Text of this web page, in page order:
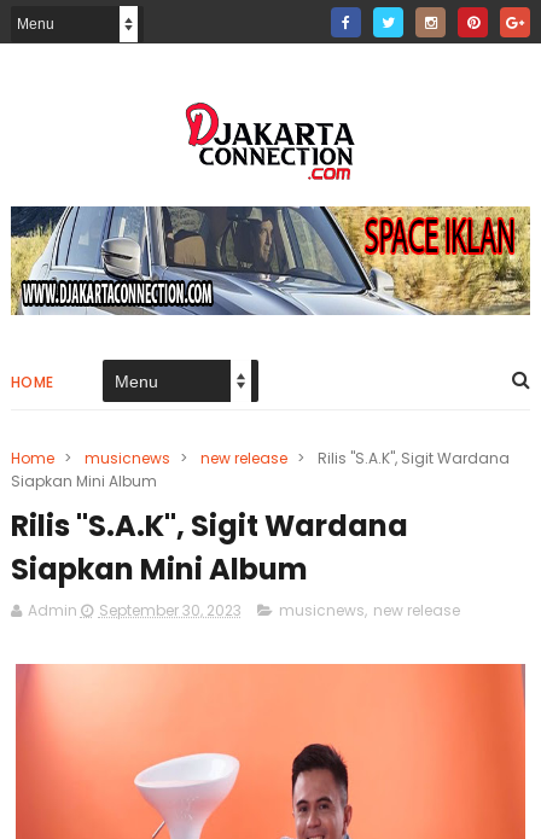
HOME
Home > musicnews > new release >
Rilis "S.A.K", Sigit Wardana
Siapkan Mini Album
Rilis "S.A.K", Sigit Wardana
Siapkan Mini Album
Admin September 30, 2023 musicnews, new release